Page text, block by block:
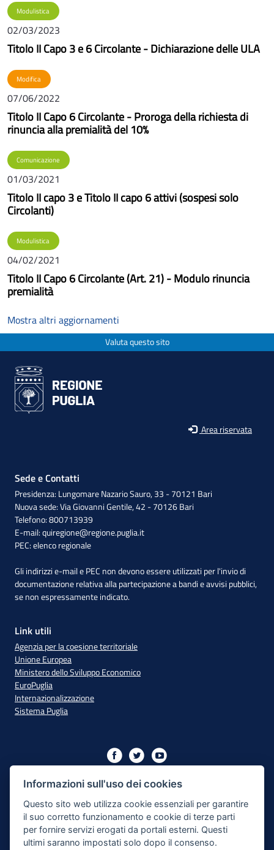
Modulistica
02/03/2023
Titolo II Capo 3 e 6 Circolante - Dichiarazione delle ULA
Modifica
07/06/2022
Titolo II Capo 6 Circolante - Proroga della richiesta di
rinuncia alla premialità del 10%
Comunicazione
01/03/2021
Titolo II capo 3 e Titolo II capo 6 attivi (sospesi solo
Circolanti)
Modulistica
04/02/2021
Titolo II Capo 6 Circolante (Art. 21) - Modulo rinuncia
premialità
Mostra altri aggiornamenti
Valuta questo sito
Area riservata
Sede e Contatti
Presidenza: Lungomare Nazario Sauro, 33 - 70121 Bari
Nuova sede: Via Giovanni Gentile, 42 - 70126 Bari
Telefono: 800713939
E-mail:quiregione@regione.puglia.it
PEC:elenco regionale
Gli indirizzi e-mail e PEC non devono essere utilizzati per l'invio di
documentazione relativa alla partecipazione a bandi e avvisi pubblici,
se non espressamente indicato.
Link utili
Agenzia per la coesione territoriale
Unione Europea
Ministero dello Sviluppo Economico
EuroPuglia
Internazionalizzazione
Sistema Puglia
XIII
Dichiarazione di Accessibilità
Note Legali
Informazioni sull'uso dei cookies
Questo sito web utilizza cookie essenziali per garantire
il suo corretto funzionamento e cookie di terze parti
per fornire servizi erogati da portali esterni. Questi
ultimi saranno impostati solo dopo il consenso.